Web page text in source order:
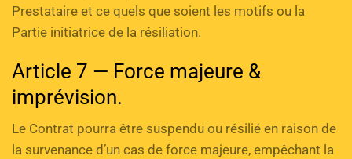
Prestataire et ce quels que soient les motifs ou la
Partie initiatrice de la résiliation.
Article 7 — Force majeure &
imprévision.
Le Contrat pourra être suspendu ou résilié en raison de
la survenance d’un cas de force majeure, empêchant la